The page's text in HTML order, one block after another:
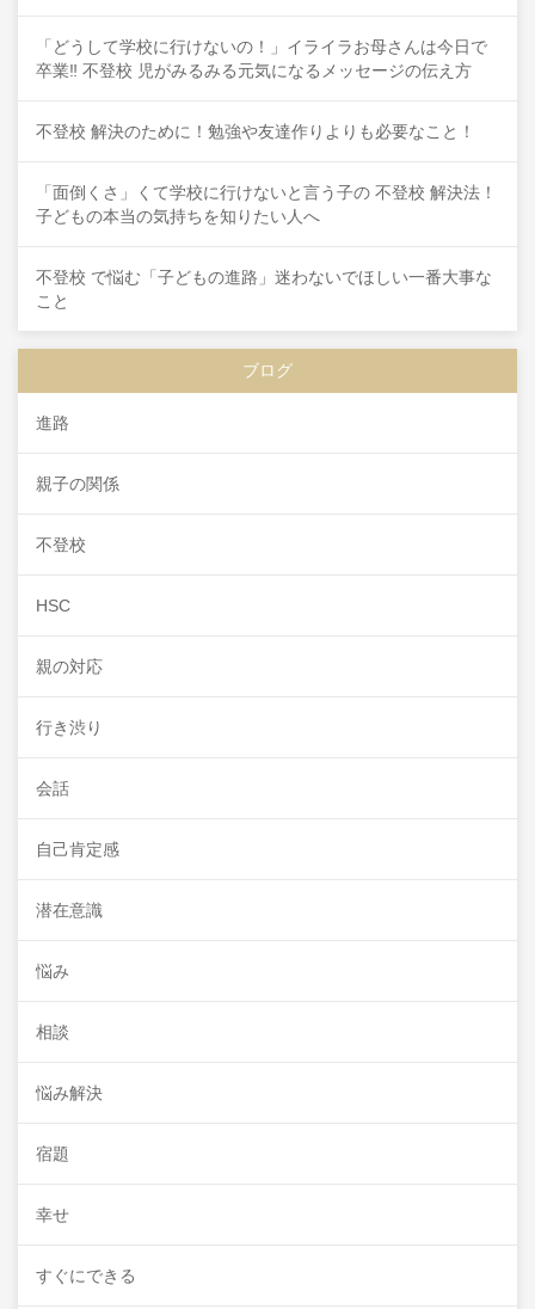
「どうして学校に行けないの！」イライラお母さんは今日で
卒業‼ 不登校 児がみるみる元気になるメッセージの伝え方
不登校 解決のために！勉強や友達作りよりも必要なこと！
「面倒くさ」くて学校に行けないと言う子の 不登校 解決法！
子どもの本当の気持ちを知りたい人へ
不登校 で悩む「子どもの進路」迷わないでほしい一番大事な
こと
ブログ
進路
親子の関係
不登校
HSC
親の対応
行き渋り
会話
自己肯定感
潜在意識
悩み
相談
悩み解決
宿題
幸せ
すぐにできる